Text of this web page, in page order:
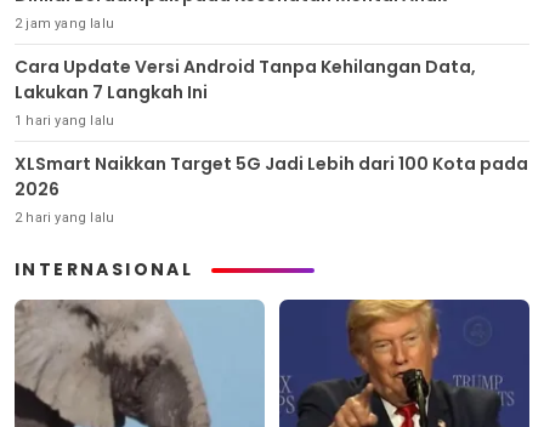
2 jam yang lalu
Cara Update Versi Android Tanpa Kehilangan Data,
Lakukan 7 Langkah Ini
1 hari yang lalu
XLSmart Naikkan Target 5G Jadi Lebih dari 100 Kota pada
2026
2 hari yang lalu
INTERNASIONAL